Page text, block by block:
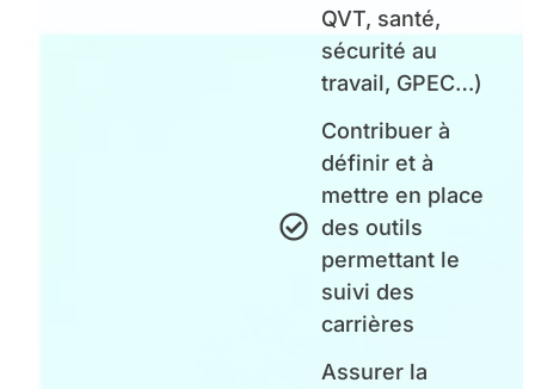
QVT, santé,
sécurité au
travail, GPEC…)
Contribuer à
définir et à
mettre en place
des outils
permettant le
suivi des
carrières
Assurer la